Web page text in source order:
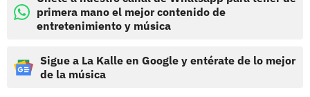
primera mano el mejor contenido de
entretenimiento y música
Sigue a La Kalle en Google y entérate de lo mejor
de la música